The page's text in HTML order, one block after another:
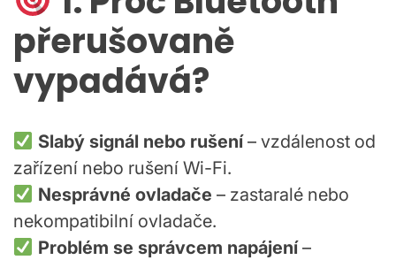
přerušovaně
vypadává?
Slabý signál nebo rušení– vzdálenost od
zařízení nebo rušení Wi-Fi.
Nesprávné ovladače – zastaralé nebo
nekompatibilní ovladače.
Problém se správcem napájení–